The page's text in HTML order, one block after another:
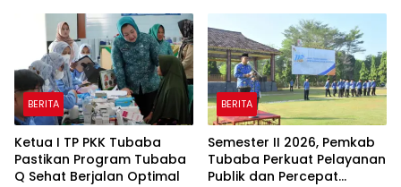
BERITA
Ketua I TP PKK Tubaba
Pastikan Program Tubaba
Q Sehat Berjalan Optimal
BERITA
Semester II 2026, Pemkab
Tubaba Perkuat Pelayanan
Publik dan Percepat